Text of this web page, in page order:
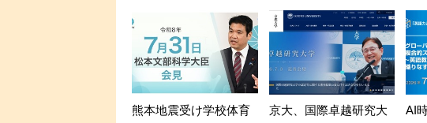
熊本地震受け学校体育
京大、国際卓越研究大
AI